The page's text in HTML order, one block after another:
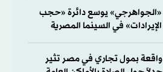
«الجواهرجي» يوسع دائرة «حجب
الإيرادات» في السينما المصرية
واقعة بمول تجاري في مصر تثير